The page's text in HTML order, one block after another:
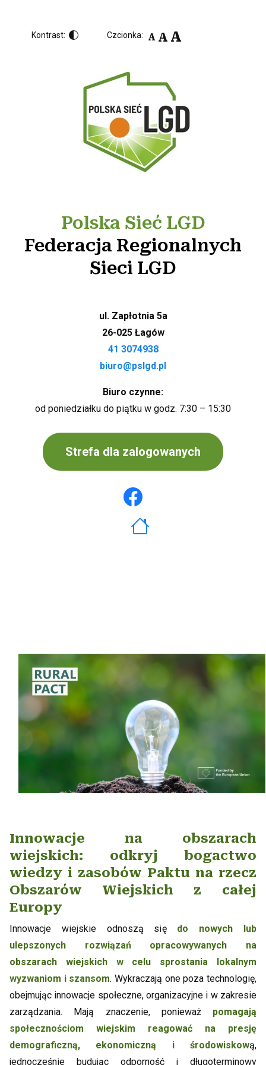
Kontrast: Czcionka: A A A
Polska Sieć LGD
Federacja Regionalnych
Sieci LGD
ul. Zapłotnia 5a
26-025 Łagów
41 3074938
biuro@pslgd.pl
Biuro czynne:
od poniedziałku do piątku w godz. 7:30 – 15:30
Strefa dla zalogowanych
Innowacje na obszarach
wiejskich: odkryj bogactwo
wiedzy i zasobów Paktu na rzecz
Obszarów Wiejskich z całej
Europy
Innowacje wiejskie odnoszą się do nowych lub
ulepszonych rozwiązań opracowywanych na
obszarach wiejskich w celu sprostania lokalnym
wyzwaniom i szansom. Wykraczają one poza technologię,
obejmując innowacje społeczne, organizacyjne i w zakresie
zarządzania. Mają znaczenie, ponieważ pomagają
społecznościom wiejskim reagować na presję
demograficzną, ekonomiczną i środowiskową,
jednocześnie budując odporność i długoterminowy